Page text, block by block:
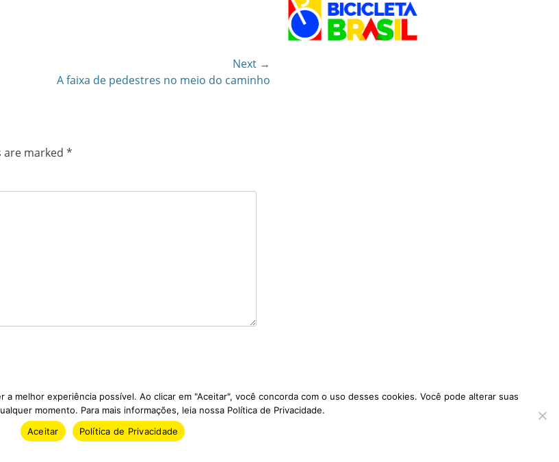
Next →
A faixa de pedestres no meio do caminho
are marked *
melhor experiência possível. Ao clicar em "Aceitar", você concorda com o uso desses cookies. Você pode alterar suas
momento. Para mais informações, leia nossa Política de Privacidade.
Aceitar
Política de Privacidade